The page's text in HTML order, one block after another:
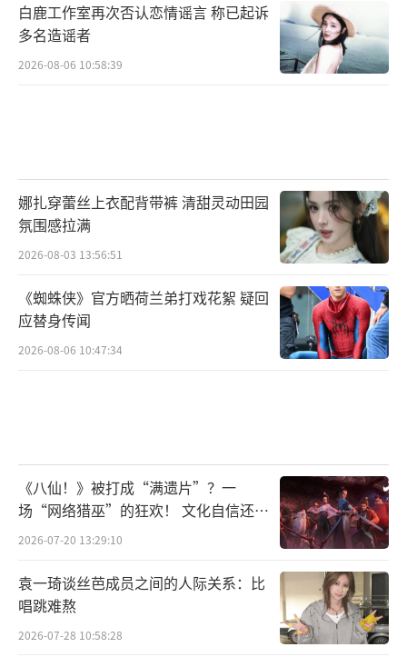
白鹿工作室再次否认恋情谣言 称已起诉
多名造谣者
2026-08-06 10:58:39
娜扎穿蕾丝上衣配背带裤 清甜灵动田园
氛围感拉满
2026-08-03 13:56:51
《蜘蛛侠》官方晒荷兰弟打戏花絮 疑回
应替身传闻
2026-08-06 10:47:34
《八仙！》被打成“满遗片”？一
场“网络猎巫”的狂欢！ 文化自信还是
焦虑？
2026-07-20 13:29:10
袁一琦谈丝芭成员之间的人际关系：比
唱跳难熬
2026-07-28 10:58:28